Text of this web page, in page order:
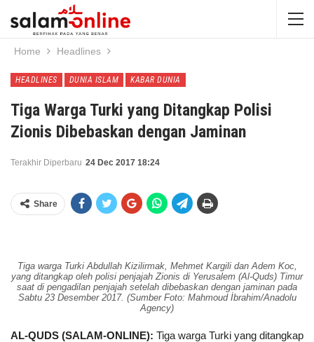
Home Headlines
HEADLINES DUNIA ISLAM KABAR DUNIA
Tiga Warga Turki yang Ditangkap Polisi
Zionis Dibebaskan dengan Jaminan
Terakhir Diperbaru 24 Dec 2017 18:24
Share
Tiga warga Turki Abdullah Kizilirmak, Mehmet Kargili dan Adem Koc,
yang ditangkap oleh polisi penjajah Zionis di Yerusalem (Al-Quds) Timur
saat di pengadilan penjajah setelah dibebaskan dengan jaminan pada
Sabtu 23 Desember 2017. (Sumber Foto: Mahmoud İbrahim/Anadolu
Agency)
AL-QUDS (SALAM-ONLINE): Tiga warga Turki yang ditangkap